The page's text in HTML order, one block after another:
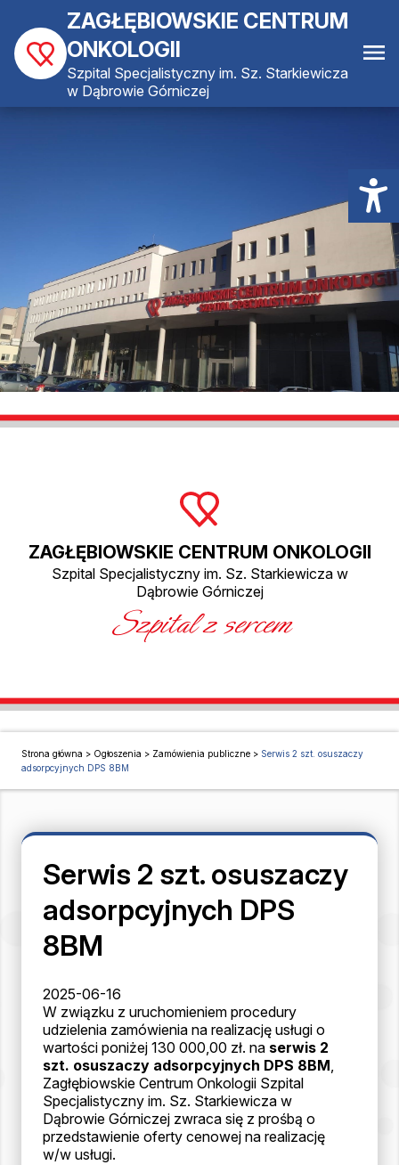
ZAGŁĘBIOWSKIE CENTRUM
ONKOLOGII
Szpital Specjalistyczny im. Sz. Starkiewicza
w Dąbrowie Górniczej
ZAGŁĘBIOWSKIE CENTRUM ONKOLOGII
Szpital Specjalistyczny im. Sz. Starkiewicza w
Dąbrowie Górniczej
Szpital z sercem
Strona główna > Ogłoszenia > Zamówienia publiczne > Serwis 2 szt. osuszaczy
adsorpcyjnych DPS 8BM
Serwis 2 szt. osuszaczy
adsorpcyjnych DPS
8BM
2025-06-16
W związku z uruchomieniem procedury
udzielenia zamówienia na realizację usługi o
wartości poniżej 130 000,00 zł. na serwis 2
szt. osuszaczy adsorpcyjnych DPS 8BM,
Zagłębiowskie Centrum Onkologii Szpital
Specjalistyczny im. Sz. Starkiewicza w
Dąbrowie Górniczej zwraca się z prośbą o
przedstawienie oferty cenowej na realizację
w/w usługi.